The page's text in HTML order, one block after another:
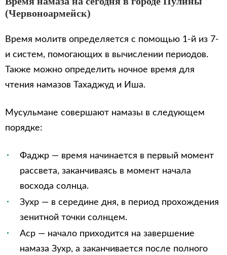
(Червоноармейск)
Время молитв определяется с помощью 1-й из 7-
и систем, помогающих в вычислении периодов.
Также можно определить ночное время для
чтения намазов Тахаджуд и Иша.
Мусульмане совершают намазы в следующем
порядке:
Фаджр — время начинается в первый момент
рассвета, заканчиваясь в момент начала
восхода солнца.
Зухр — в середине дня, в период прохождения
зенитной точки солнцем.
Аср — начало приходится на завершение
намаза Зухр, а заканчивается после полного